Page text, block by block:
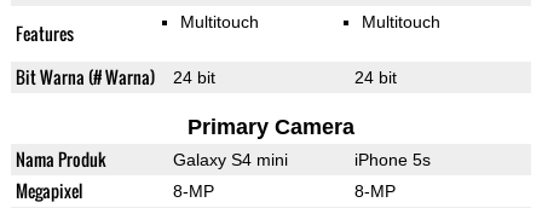
Features Multitouch Multitouch
Bit Warna (# Warna) 24 bit 24 bit
Primary Camera
Nama Produk Galaxy S4 mini iPhone 5s
Megapixel 8-MP 8-MP